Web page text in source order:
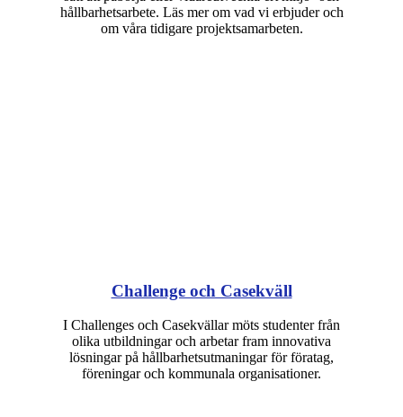
hållbarhetsarbete. Läs mer om vad vi erbjuder och
om våra tidigare projektsamarbeten.
Challenge och Casekväll
I Challenges och Casekvällar möts studenter från
olika utbildningar och arbetar fram innovativa
lösningar på hållbarhetsutmaningar för föratag,
föreningar och kommunala organisationer.